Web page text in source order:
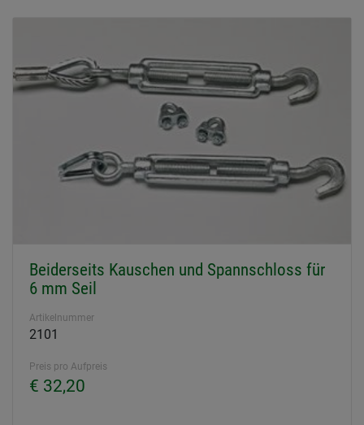
Beiderseits Kauschen und Spannschloss für
6 mm Seil
Artikelnummer
2101
Preis pro Aufpreis
€ 32,20